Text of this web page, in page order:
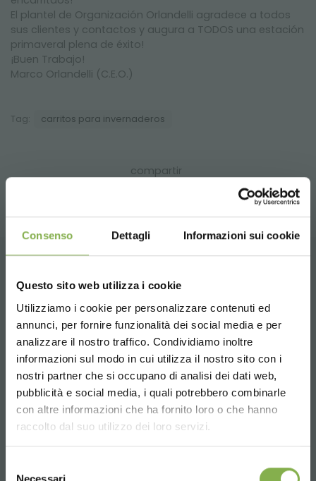
Consenso Dettagli Informazioni sui cookie
Questo sito web utilizza i cookie
Utilizziamo i cookie per personalizzare contenuti ed
annunci, per fornire funzionalità dei social media e per
analizzare il nostro traffico. Condividiamo inoltre
informazioni sul modo in cui utilizza il nostro sito con i
nostri partner che si occupano di analisi dei dati web,
pubblicità e social media, i quali potrebbero combinarle
con altre informazioni che ha fornito loro o che hanno
raccolto dal suo utilizzo dei loro servizi.
El plantel de Organización Orlandelli agradece a todos
sus clientes y contactos y augura a TODOS una estación
primaveral plena de éxito!
¡Buen Trabajo!
Marco Orlandelli (C.E.O.)
Tag: carritos para invernaderos
compartir
Choose the country you are in and your
language for a better browsing experience
CONTACTOS
Whatsapp
Información requerida
+39 3457719939